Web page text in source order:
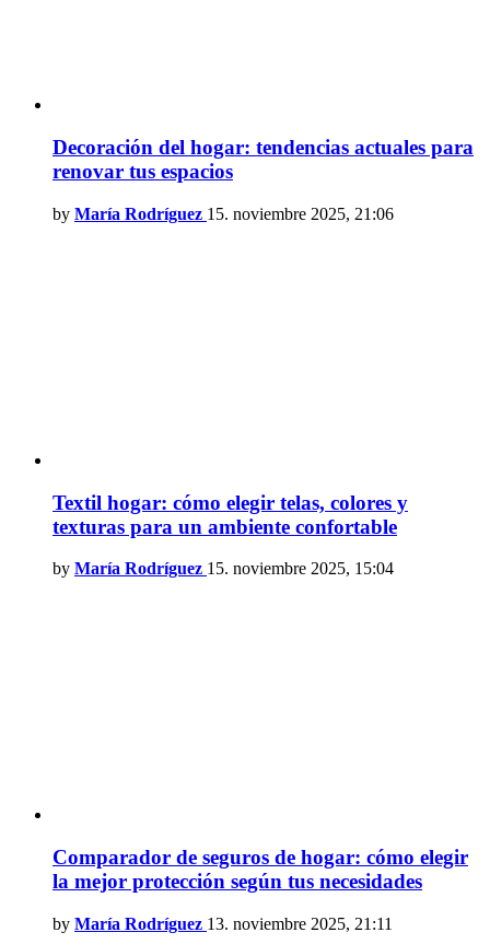
Decoración del hogar: tendencias actuales para
renovar tus espacios
by María Rodríguez 15. noviembre 2025, 21:06
Textil hogar: cómo elegir telas, colores y
texturas para un ambiente confortable
by María Rodríguez 15. noviembre 2025, 15:04
Comparador de seguros de hogar: cómo elegir
la mejor protección según tus necesidades
by María Rodríguez 13. noviembre 2025, 21:11